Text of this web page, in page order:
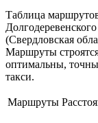
Таблица
(Свердловская
Маршруты
оптимальны,
такси.
Маршруты